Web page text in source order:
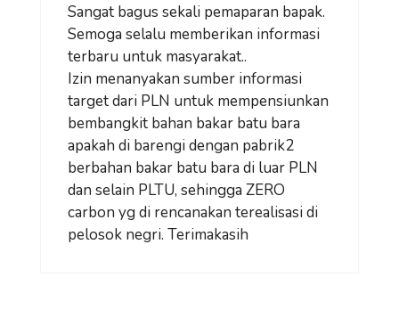
Sangat bagus sekali pemaparan bapak.
Semoga selalu memberikan informasi
terbaru untuk masyarakat..
Izin menanyakan sumber informasi
target dari PLN untuk mempensiunkan
bembangkit bahan bakar batu bara
apakah di barengi dengan pabrik2
berbahan bakar batu bara di luar PLN
dan selain PLTU, sehingga ZERO
carbon yg di rencanakan terealisasi di
pelosok negri. Terimakasih